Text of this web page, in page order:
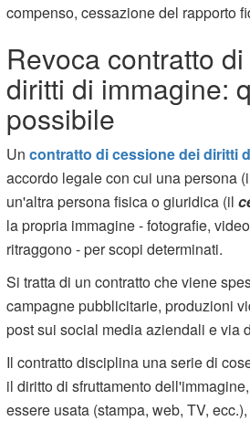
compenso, cessazione del rapporto
Revoca contratto
diritti di immagine:
possibile
Uncontratto di cessione dei diritti
accordo legale con cui una persona
un'altra persona fisica o giuridica (il
la propria immagine - fotografie,
ritraggono - per scopi determinati.
Si tratta di un contratto che viene
campagne pubblicitarie, produzioni
post sui social media aziendali e via
Il contratto disciplina una serie di
il diritto di sfruttamento
essere usata (stampa, web, TV,